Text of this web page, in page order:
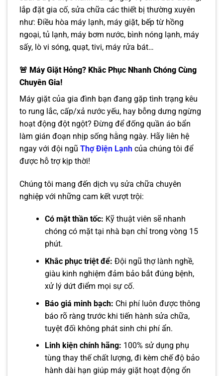
lắp đặt gia cố, sửa chữa các thiết bị thường xuyên
như: Điều hòa máy lạnh, máy giặt, bếp từ hồng
ngoại, tủ lạnh, máy bơm nước, bình nóng lạnh, máy
sấy, lò vi sóng, quạt, tivi, máy rửa bát…
🚨 Máy Giặt Hỏng? Khắc Phục Nhanh Chóng Cùng
Chuyên Gia!
Máy giặt của gia đình bạn đang gặp tình trạng kêu
to rung lắc, cấp/xả nước yếu, hay bỗng dưng ngừng
hoạt động đột ngột? Đừng để đống quần áo bẩn
làm gián đoạn nhịp sống hằng ngày. Hãy liên hệ
ngay với đội ngũ Thợ Điện Lạnh của chúng tôi để
được hỗ trợ kịp thời!
Chúng tôi mang đến dịch vụ sửa chữa chuyên
nghiệp với những cam kết vượt trội:
Có mặt thần tốc: Kỹ thuật viên sẽ nhanh
chóng có mặt tại nhà bạn chỉ trong vòng 15
phút.
Khắc phục triệt để: Đội ngũ thợ lành nghề,
giàu kinh nghiệm đảm bảo bắt đúng bệnh,
xử lý dứt điểm mọi sự cố.
Báo giá minh bạch: Chi phí luôn được thông
báo rõ ràng trước khi tiến hành sửa chữa,
tuyệt đối không phát sinh chi phí ẩn.
Linh kiện chính hãng: 100% sử dụng phụ
tùng thay thế chất lượng, đi kèm chế độ bảo
hành dài hạn giúp máy giặt hoạt động ổn